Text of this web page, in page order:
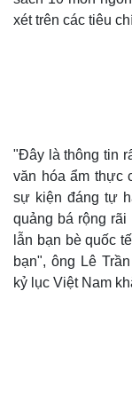
Thế giới
xét trên các tiêu
"Đây là thông tin
văn hóa ẩm thực
sự kiện đáng tự
quảng bá rộng
lẫn bạn bè quốc
bạn", ông Lê
kỷ lục Việt Nam